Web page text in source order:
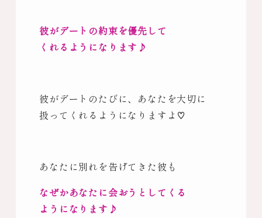
彼がデートの約束を優先して
くれるようになります♪
彼がデートのたびに、あなたを大切に
扱ってくれるようになりますよ♡
あなたに別れを告げてきた彼も
なぜかあなたに会おうとしてくる
ようになります♪